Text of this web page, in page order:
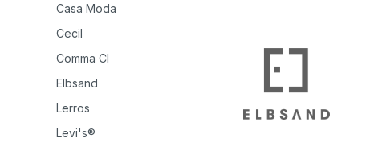
Casa Moda
Cecil
Comma CI
Elbsand
Lerros
Levi's®